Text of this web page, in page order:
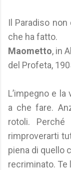
Il Paradiso
che ha fatto.
Maometto, in
del Profeta,
L’impegno e la
a che fare.
rotoli.
rimproverarti
piena di quello
recriminato. Te